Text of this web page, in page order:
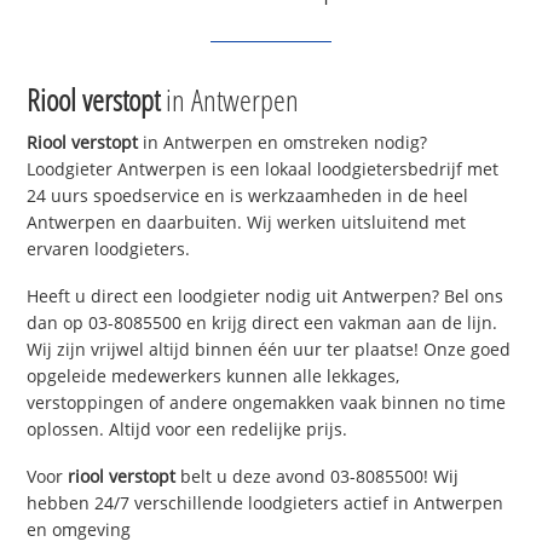
Riool verstoptin Antwerpen
Riool verstoptin Antwerpen en omstreken nodig?
Loodgieter Antwerpen is een lokaal loodgietersbedrijf met
24 uurs spoedservice en is werkzaamheden in de heel
Antwerpen en daarbuiten. Wij werken uitsluitend met
ervaren loodgieters.
Heeft u direct een loodgieter nodig uit Antwerpen? Bel ons
dan op 03-8085500 en krijg direct een vakman aan de lijn.
Wij zijn vrijwel altijd binnen één uur ter plaatse! Onze goed
opgeleide medewerkers kunnen alle lekkages,
verstoppingen of andere ongemakken vaak binnen no time
oplossen. Altijd voor een redelijke prijs.
Voor riool verstoptbelt u deze avond 03-8085500! Wij
hebben 24/7 verschillende loodgieters actief in Antwerpen
en omgeving